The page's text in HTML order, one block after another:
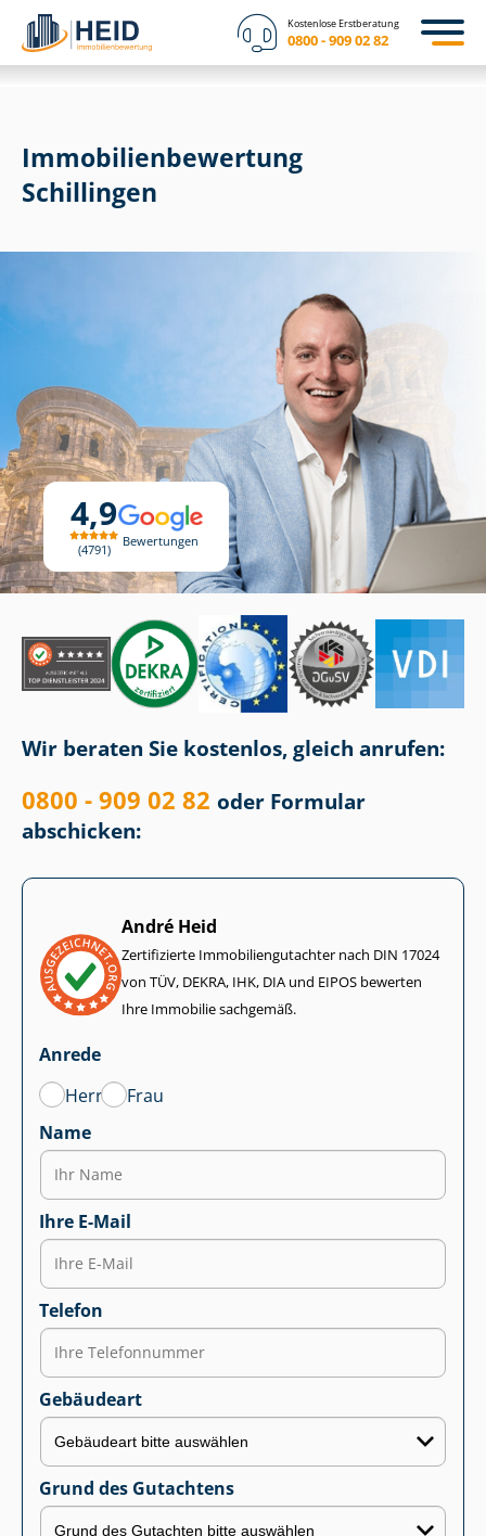
Kostenlose Erstberatung
0800 - 909 02 82
4,9
4791
Bewertungen
Immobilien­bewertung
Schillingen
Wir beraten Sie kostenlos, gleich anrufen:
0800 - 909 02 82 oder Formular
abschicken:
André Heid
Zertifizierte Im­mo­bi­li­en­gut­ach­ter nach DIN 17024
von TÜV, DEKRA, IHK, DIA und EIPOS bewerten
Ihre Immobilie sachgemäß.
Anrede
Herr
Frau
Name
Ihre E-Mail
Telefon
Gebäudeart
Grund des Gutachtens